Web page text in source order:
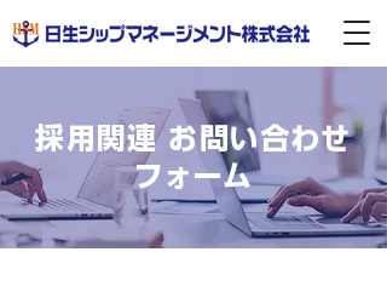
採用関連 お問い合わせ
フォーム